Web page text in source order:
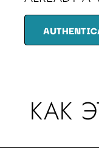
КАК